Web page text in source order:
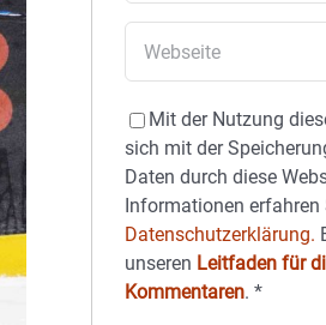
Mit der Nutzung
sich mit der
Daten durch diese
Informationen erfahren
Datenschutzerklärung.
unseren Leitfaden für
Kommentaren.*